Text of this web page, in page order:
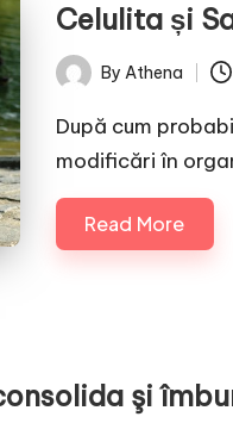
Celulita și
Posted
by
By Athena
După cum
modificări în
Read More
şi